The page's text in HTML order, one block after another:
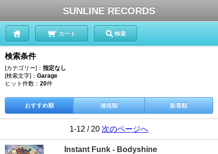
SUNLINE RECORDS
カート 検索
検索条件
[カテゴリー]： 指定なし
[検索文字]： Garage
ヒット件数： 20件
おすすめ順 価格順 新着順
1-12 / 20 次のページへ
Instant Funk - Bodyshine